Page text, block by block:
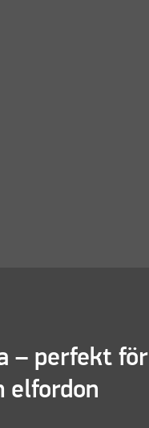
– perfekt för
elfordon